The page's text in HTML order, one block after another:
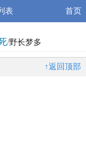
表 首页
/野长梦多
↑返回顶部